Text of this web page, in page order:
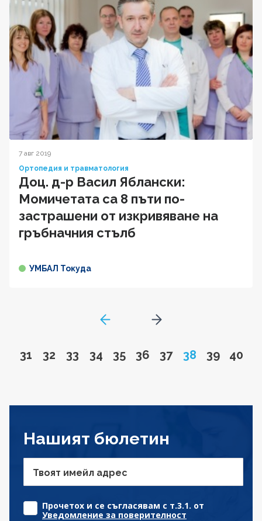
7 авг 2019
Ортопедия и травматология
Доц. д-р Васил Яблански:
Момичетата са 8 пъти по-
застрашени от изкривяване на
гръбначния стълб
УМБАЛ Токуда
GoToPreviousPage
Go to page
31 Go to page
32 Go to page
33 Go to page
34 Go to page
35 Go to page
36 Go to page
37 Page
38 Go to
39 Go
40
Go to next page
Нашият бюлетин
Твоят имейл адрес
Прочетох и се съгласявам с т.3.1. от
Уведомление за поверителност